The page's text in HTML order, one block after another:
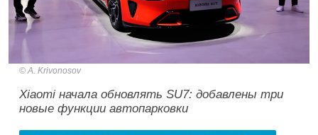
A. Krivonosov
Xiaomi начала обновлять SU7: добавлены три
новые функции автопарковки